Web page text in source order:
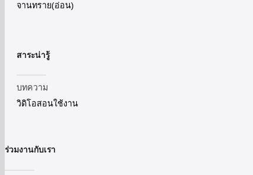
จานทราย(อ่อน)
สาระน่ารู้
บทความ
วิดิโอสอนใช้งาน
ร่วมงานกับเรา